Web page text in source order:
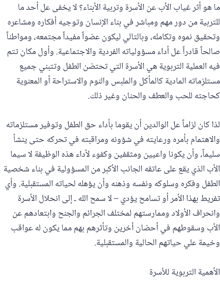
ما هو أثر غياب الأب عن الأسرة وتربية الأبناء؟ لا يخفى عل أحد ما
للتربية من دور مهم ومباشر في بناء الإنسان وتوجيه أفكاره ومشاعره
وتحقيق نموه وتكامله، وبالتالي ليكون عضواً مفيداً مجتمعه، ومواطناً
صالحاً قادراً عل أداء مسؤولياته الفردية والاجتماعية. وأول مكان تتم
فيه العملية التربوية هي الأسرة التي تحتضن الطفل وتتبني جميع
مستلزماته المادية كالمأكل والملبس والنوم والاستراحة أو المعنوية
كحاجته للحب والعطف والحنان وغير ذلك.
لذا كان لزاماً عل الوالدين أن يقوما بأداء حق الطفل وتوفير مستلزماته
والاهتمام بأمره ورعايته في شؤونه ومراقبته في تحركه حتى ينشأ
سليماً، وأن يكونا واعيين ومثقفين وكفوء لأداء هذه الوظيفة لا سيما
الأب الذي يقع على عاتقه الجانب الأكبر من المسؤولية في بناء شخصية
الطفل وفكره وسلوكه ونفسه وذهنه وأن يؤهله لحياته المستقبلية. وأي
تفريط بهذا الأمر أو تسامح يؤدي – لا سمح الله ـ إلى انحلال الأسرة
وانحراف الأولاد وممارستهم لمختلف الجرائم والجنح وابتعادهم عن
الأب وسقوطهم في أحضان أخرين وتأثرهم بهم مما يكون له عواقب
وخيمة علي حياتهم الحالية والمستقبلية.
الأهمية التربوية للأسرة